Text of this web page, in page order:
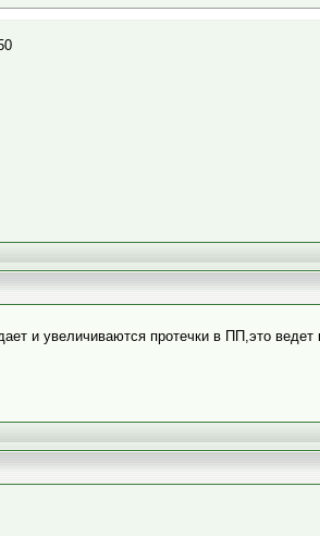
и увеличиваются протечки в ПП,это ведет